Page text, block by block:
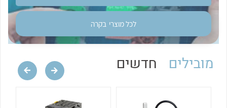
לכל מוצרי בקרה
מובילים חדשים